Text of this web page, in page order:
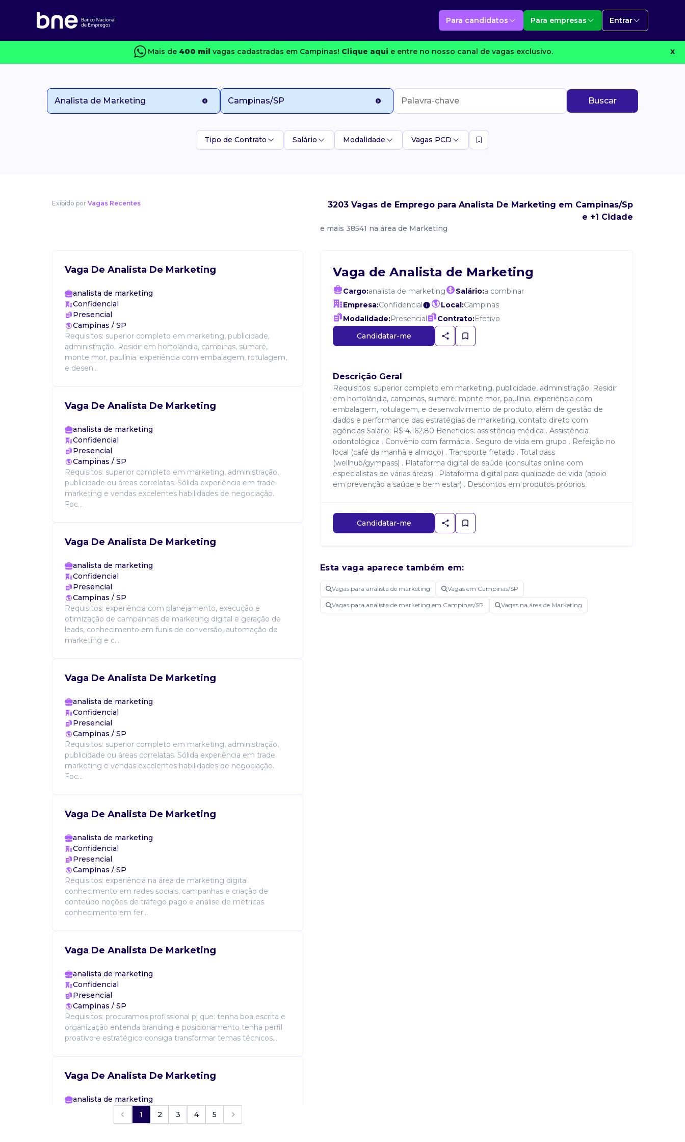
Para candidatos Para empresas Entrar
Mais de 400 milvagas cadastradas em Campinas! Clique aqui e entre no nosso canal de vagas exclusivo. X
Buscar
Tipo de Contrato Salário Modalidade Vagas PCD
Exibido por Vagas Recentes
3203 Vagas de Emprego para Analista De Marketing em Campinas/Sp
e +1 Cidade
e mais 38541 na área de Marketing
Vaga De Analista De Marketing
analista de marketing
Confidencial
Presencial
Campinas / SP
Requisitos: superior completo em marketing, publicidade,
administração. Residir em hortolândia, campinas, sumaré,
monte mor, paulínia. experiência com embalagem, rotulagem,
e desen...
Vaga De Analista De Marketing
analista de marketing
Confidencial
Presencial
Campinas / SP
Requisitos: superior completo em marketing, administração,
publicidade ou áreas correlatas. Sólida experiência em trade
marketing e vendas excelentes habilidades de negociação.
Foc...
Vaga De Analista De Marketing
analista de marketing
Confidencial
Presencial
Campinas / SP
Requisitos: experiência com planejamento, execução e
otimização de campanhas de marketing digital e geração de
leads, conhecimento em funis de conversão, automação de
marketing e c...
Vaga De Analista De Marketing
analista de marketing
Confidencial
Presencial
Campinas / SP
Requisitos: superior completo em marketing, administração,
publicidade ou áreas correlatas. Sólida experiência em trade
marketing e vendas excelentes habilidades de negociação.
Foc...
Vaga De Analista De Marketing
analista de marketing
Confidencial
Presencial
Campinas / SP
Requisitos: experiência na área de marketing digital
conhecimento em redes sociais, campanhas e criação de
conteúdo noções de tráfego pago e análise de métricas
conhecimento em fer...
Vaga De Analista De Marketing
analista de marketing
Confidencial
Presencial
Campinas / SP
Requisitos: procuramos profissional pj que: tenha boa escrita e
organização entenda branding e posicionamento tenha perfil
proativo e estratégico consiga transformar temas técnicos...
Vaga De Analista De Marketing
analista de marketing
1 2 3 4 5
Vaga de Analista de Marketing
Cargo:analista de marketing Salário:a combinar
Empresa:Confidencial Local:Campinas
Modalidade:Presencial Contrato:Efetivo
Candidatar-me
Descrição Geral
Requisitos: superior completo em marketing, publicidade, administração. Residir
em hortolândia, campinas, sumaré, monte mor, paulínia. experiência com
embalagem, rotulagem, e desenvolvimento de produto, além de gestão de
dados e performance das estratégias de marketing, contato direto com
agências Salário: R$ 4.162,80 Benefícios: assistência médica . Assistência
odontológica . Convênio com farmácia . Seguro de vida em grupo . Refeição no
local (café da manhã e almoço) . Transporte fretado . Total pass
(wellhub/gympass) . Plataforma digital de saúde (consultas online com
especialistas de várias áreas) . Plataforma digital para qualidade de vida (apoio
em prevenção a saúde e bem estar) . Descontos em produtos próprios.
Candidatar-me
Esta vaga aparece também em:
Vagas para analista de marketing Vagas em Campinas/SP
Vagas para analista de marketing em Campinas/SP Vagas na área de Marketing